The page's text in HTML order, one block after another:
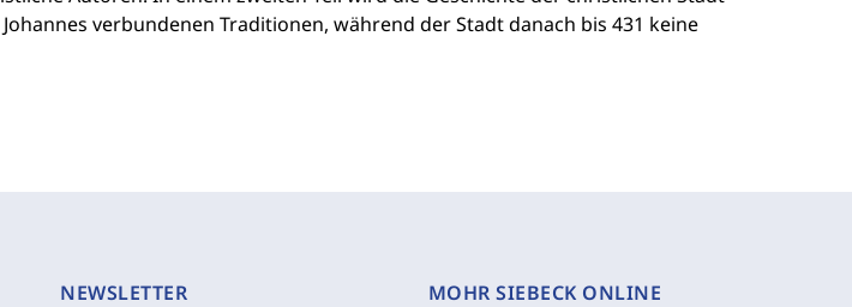
verbundenen Traditionen, während der Stadt danach bis 431 keine
NEWSLETTER
MOHR SIEBECK ONLINE